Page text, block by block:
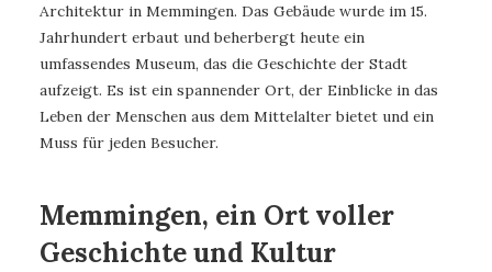
Architektur in Memmingen. Das Gebäude wurde im 15.
Jahrhundert erbaut und beherbergt heute ein
umfassendes Museum, das die Geschichte der Stadt
aufzeigt. Es ist ein spannender Ort, der Einblicke in das
Leben der Menschen aus dem Mittelalter bietet und ein
Muss für jeden Besucher.
Memmingen, ein Ort voller
Geschichte und Kultur